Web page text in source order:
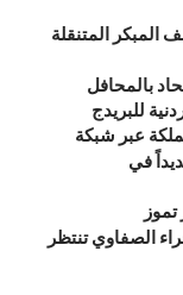
المتنقلة
بالمحافل
للبريدج
عبر شبكة
في
الصفاوي تنتظر